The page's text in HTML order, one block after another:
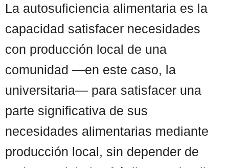
La autosuficiencia alimentaria es la
capacidad satisfacer necesidades
con producción local de una
comunidad —en este caso, la
universitaria— para satisfacer una
parte significativa de sus
necesidades alimentarias mediante
producción local, sin depender de